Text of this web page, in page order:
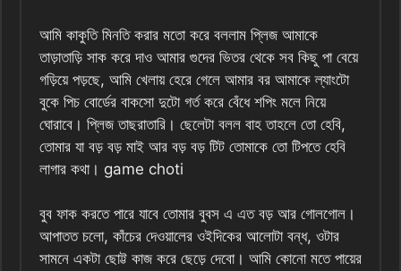
আমি কাকুতি মিনতি করার মতো করে বললাম প্লিজ আমাকে
তাড়াতাড়ি সাক করে দাও আমার গুদের ভিতর থেকে সব কিছু পা বেয়ে
গড়িয়ে পড়ছে, আমি খেলায় হেরে গেলে আমার বর আমাকে ল্যাংটো
বুকে পিচ বোর্ডের বাকসো দুটো গর্ত করে বেঁধে শপিং মলে নিয়ে
ঘোরাবে। প্লিজ তাছরাতারি। ছেলেটা বলল বাহ তাহলে তো হেবি,
তোমার যা বড় বড় মাই আর বড় বড় টিট তোমাকে তো টিপতে হেবি
লাগার কথা। game choti
বুব ফাক করতে পারে যাবে তোমার বুবস এ এত বড় আর গোলগোল।
আপাতত চলো, কাঁচের দেওয়ালের ওইদিকের আলোটা বন্ধ, ওটার
সামনে একটা ছোট্ট কাজ করে ছেড়ে দেবো। আমি কোনো মতে পায়ের